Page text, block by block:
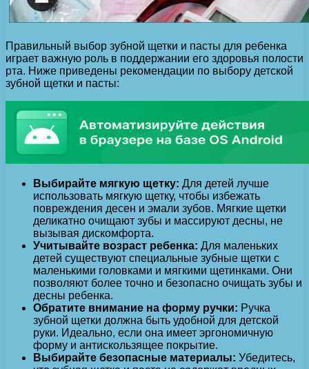
Правильный выбор зубной щетки и пасты для ребенка
играет важную роль в поддержании его здоровья полости
рта. Ниже приведены рекомендации по выбору детской
зубной щетки и пасты:
Выбирайте мягкую щетку: Для детей лучше
использовать мягкую щетку, чтобы избежать
повреждения десен и эмали зубов. Мягкие щетки
деликатно очищают зубы и массируют десны, не
вызывая дискомфорта.
Учитывайте возраст ребенка: Для маленьких
детей существуют специальные зубные щетки с
маленькими головками и мягкими щетинками. Они
позволяют более точно и безопасно очищать зубы и
десны ребенка.
Обратите внимание на форму ручки: Ручка
зубной щетки должна быть удобной для детской
руки. Идеально, если она имеет эргономичную
форму и антискользящее покрытие.
Выбирайте безопасные материалы: Убедитесь,